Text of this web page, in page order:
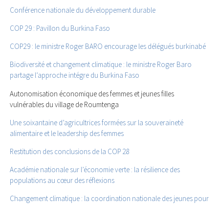
Conférence nationale du développement durable
COP 29 : Pavillon du Burkina Faso
COP29 : le ministre Roger BARO encourage les délégués burkinabé
Biodiversité et changement climatique : le ministre Roger Baro
partage l’approche intégre du Burkina Faso
Autonomisation économique des femmes et jeunes filles
vulnérables du village de Roumtenga
Une soixantaine d’agricultrices formées sur la souveraineté
alimentaire et le leadership des femmes
Restitution des conclusions de la COP 28
Académie nationale sur l’économie verte : la résilience des
populations au cœur des réflexions
Changement climatique : la coordination nationale des jeunes pour